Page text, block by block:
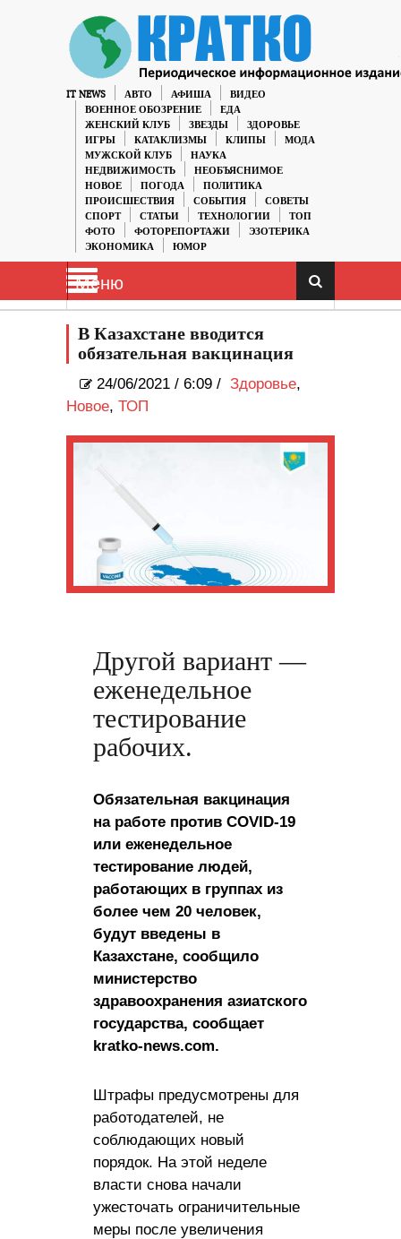
IT NEWS АВТО АФИША
ВИДЕО
ВОЕННОЕ ОБОЗРЕНИЕ
ЕДА
ЖЕНСКИЙ КЛУБ
ЗВЕЗДЫ
ЗДОРОВЬЕ
ИГРЫ
КАТАКЛИЗМЫ КЛИПЫ
МОДА
МУЖСКОЙ КЛУБ
НАУКА
НЕДВИЖИМОСТЬ
НЕОБЪЯСНИМОЕ
НОВОЕ
ПОГОДА
ПОЛИТИКА
ПРОИСШЕСТВИЯ
СОБЫТИЯ
СОВЕТЫ
СПОРТ
СТАТЬИ ТЕХНОЛОГИИ
ТОП
ФОТО
ФОТОРЕПОРТАЖИ
ЭЗОТЕРИКА
ЭКОНОМИКА
ЮМОР
Меню
В Казахстане вводится
обязательная вакцинация
24/06/2021 / 6:09 / Здоровье,
Новое, ТОП
Другой вариант —
еженедельное
тестирование
рабочих.
Обязательная вакцинация
на работе против COVID-19
или еженедельное
тестирование людей,
работающих в группах из
более чем 20 человек,
будут введены в
Казахстане, сообщило
министерство
здравоохранения азиатского
государства, сообщает
kratko-news.com.
Штрафы предусмотрены для
работодателей, не
соблюдающих новый
порядок. На этой неделе
власти снова начали
ужесточать ограничительные
меры после увеличения